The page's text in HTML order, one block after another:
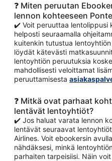
❓ Miten peruutan
lennon kohteeseen
✔️ Voit peruuttaa lentolippusi
helposti seuraamalla
kuitenkin tutustua
löydät kätevästi
lentoyhtiön peruutuksia
mahdollisesti veloittamat
peruuttamisesta
❓ Mitkä ovat parhaat
lentävät lentoyhtiöt?
✔️ Jos haluat varata lennon
lentävät seuraavat
Airlines. Voit ebookersin
nähdäksesi, minkä
parhaiten tarpeisiisi. Näin